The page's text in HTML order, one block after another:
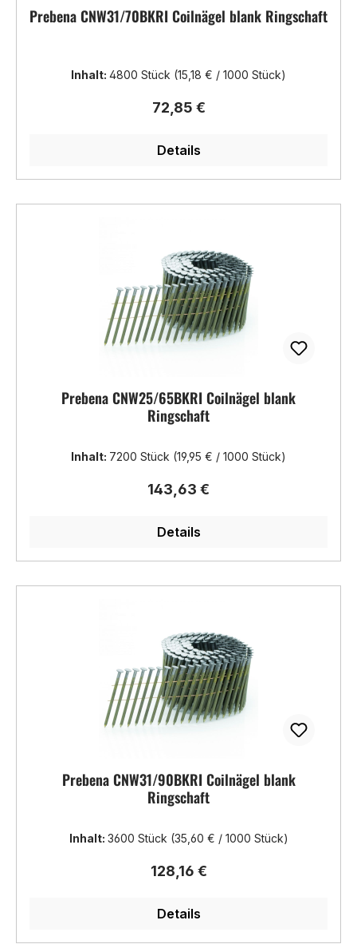
Prebena CNW31/70BKRI Coilnägel blank Ringschaft
Inhalt: 4800 Stück (15,18 € / 1000 Stück)
Regulärer Preis:
72,85 €
Details
Prebena CNW25/65BKRI Coilnägel blank
Ringschaft
Inhalt: 7200 Stück (19,95 € / 1000 Stück)
Regulärer Preis:
143,63 €
Details
Prebena CNW31/90BKRI Coilnägel blank
Ringschaft
Inhalt: 3600 Stück (35,60 € / 1000 Stück)
Regulärer Preis:
128,16 €
Details